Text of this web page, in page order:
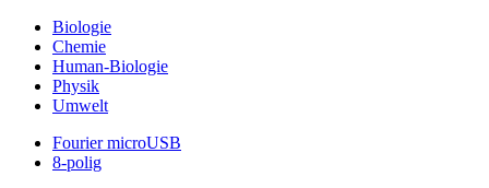
Biologie
Chemie
Human-Biologie
Physik
Umwelt
Fourier microUSB
8-polig